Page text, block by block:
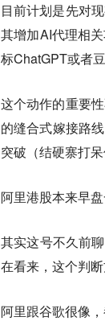
目前计划是先对
其增加AI代理相
标ChatGPT或者
这个动作的重要
的缝合式嫁接路
突破（结硬寨打呆
阿里港股本来早
其实这号不久前
在看来，这个判断
阿里跟谷歌很像